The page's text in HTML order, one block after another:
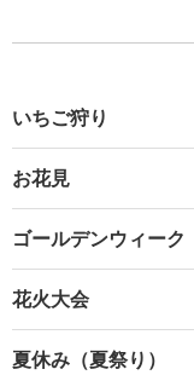
いちご狩り
お花見
ゴールデンウィーク
花火大会
夏休み（夏祭り）